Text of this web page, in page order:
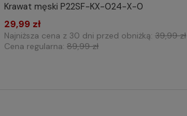
WYBIERZ ROZMIAR DO KOSZYKA
Krawat męski P22SF-KX-024-X-0
29,99 zł
Najniższa cena z 30 dni przed obniżką: 39,99 zł
Cena regularna: 89,99 zł